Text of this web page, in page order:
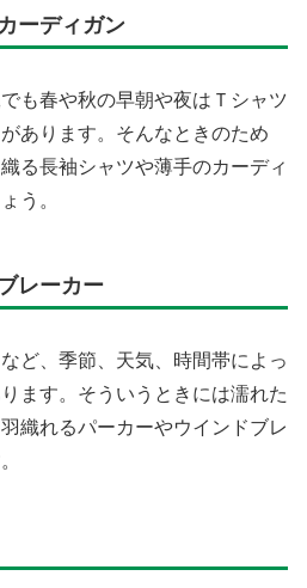
ーディガン
も春や秋の早朝や夜はＴシャツ
あります。そんなときのため
る長袖シャツや薄手のカーディ
う。
レーカー
ど、季節、天気、時間帯によっ
ます。そういうときには濡れた
織れるパーカーやウインドブレ